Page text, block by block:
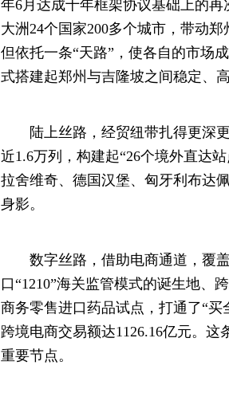
年6月达成十年框架协议基础上的
大洲24个国家200多个城市，带动
但依托一条“天路”，使各自的市场
式搭建起郑州与吉隆坡之间稳定、
陆上丝路，经贸纽带扎得更深更
近1.6万列，构建起“26个境外直达
拉舍维奇、德国汉堡、匈牙利布达
身影。
数字丝路，借助电商通道，覆盖
口“1210”海关监管模式的诞生地、
商务零售进口药品试点，打通了“买
跨境电商交易额达1126.16亿元。
重要节点。